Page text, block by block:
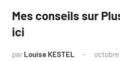
Mes conseils sur
ici
par Louise KESTEL octobre